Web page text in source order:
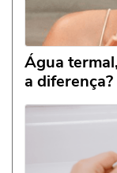
Água
a diferença?